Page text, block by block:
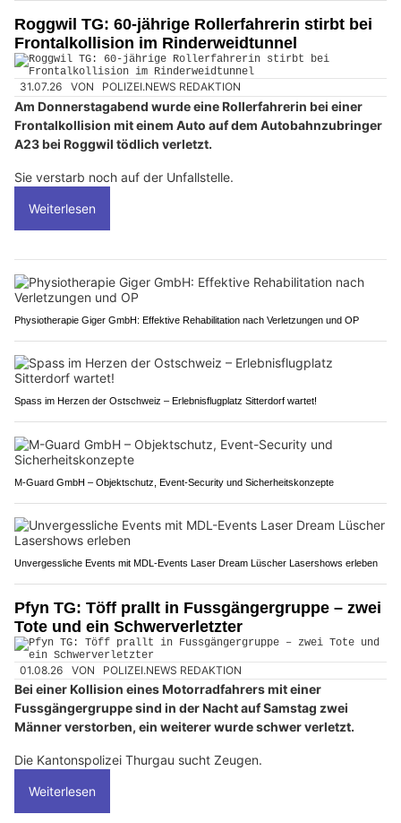
Roggwil TG: 60-jährige Rollerfahrerin stirbt bei
Frontalkollision im Rinderweidtunnel
31.07.26 VON POLIZEI.NEWS REDAKTION
Am Donnerstagabend wurde eine Rollerfahrerin bei einer
Frontalkollision mit einem Auto auf dem Autobahnzubringer
A23 bei Roggwil tödlich verletzt.
Sie verstarb noch auf der Unfallstelle.
Weiterlesen
Physiotherapie Giger GmbH: Effektive Rehabilitation nach Verletzungen und OP
Spass im Herzen der Ostschweiz – Erlebnisflugplatz Sitterdorf wartet!
M-Guard GmbH – Objektschutz, Event-Security und Sicherheitskonzepte
Unvergessliche Events mit MDL-Events Laser Dream Lüscher Lasershows erleben
Pfyn TG: Töff prallt in Fussgängergruppe – zwei
Tote und ein Schwerverletzter
01.08.26 VON POLIZEI.NEWS REDAKTION
Bei einer Kollision eines Motorradfahrers mit einer
Fussgängergruppe sind in der Nacht auf Samstag zwei
Männer verstorben, ein weiterer wurde schwer verletzt.
Die Kantonspolizei Thurgau sucht Zeugen.
Weiterlesen